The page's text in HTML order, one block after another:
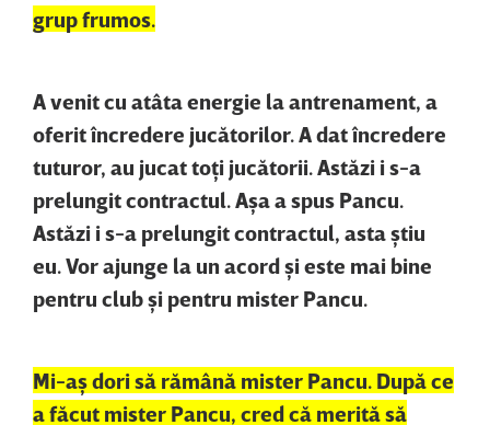
grup frumos.
A venit cu atâta energie la antrenament, a
oferit încredere jucătorilor. A dat încredere
tuturor, au jucat toţi jucătorii. Astăzi i s-a
prelungit contractul. Aşa a spus Pancu.
Astăzi i s-a prelungit contractul, asta ştiu
eu. Vor ajunge la un acord şi este mai bine
pentru club şi pentru mister Pancu.
Mi-aş dori să rămână mister Pancu. După ce
a făcut mister Pancu, cred că merită să